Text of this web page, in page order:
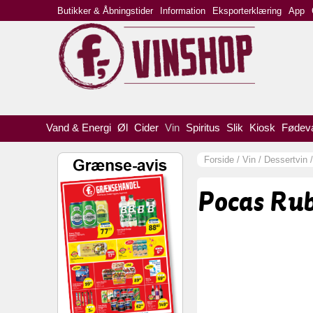
Vand & Energi Øl Cider Vin Spiritus Slik Kiosk
Forside / Vin / Dessertvin /
Pocas
Butikker & Åbningstider Information Eksporterklæring App